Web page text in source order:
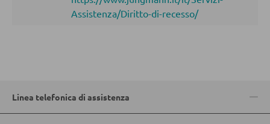
SPECCHI
Assistenza/Diritto-di-recesso/
Linea telefonica di assistenza